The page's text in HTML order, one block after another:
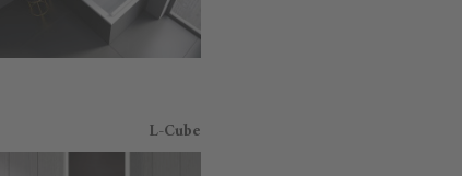
L-Cube